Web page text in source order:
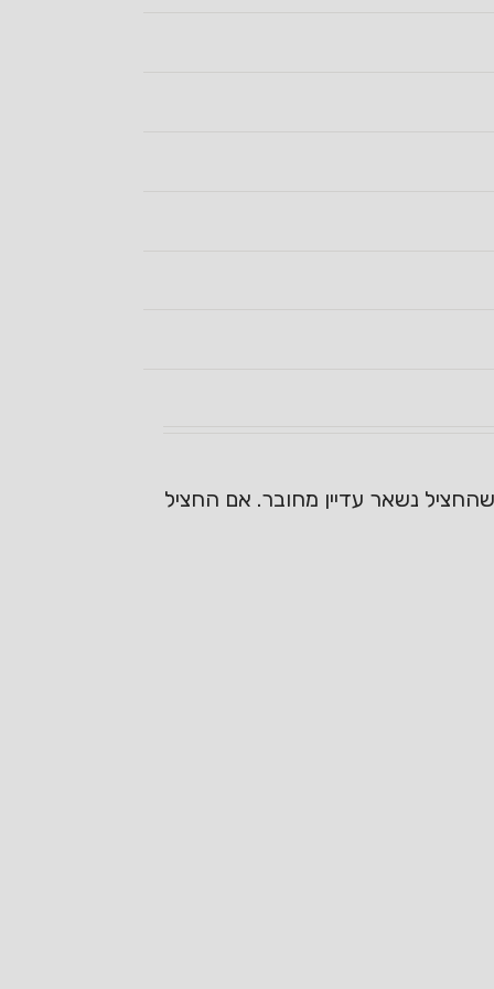
, נחצה ל2 אבל לא עד הסוף, ככה שהחציל נשאר עדיין מחובר. אם החציל